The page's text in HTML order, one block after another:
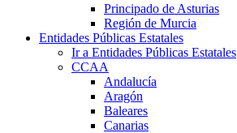
Principado de Asturias
Región de Murcia
Entidades Públicas Estatales
Ir a Entidades Públicas Estatales
CCAA
Andalucía
Aragón
Baleares
Canarias